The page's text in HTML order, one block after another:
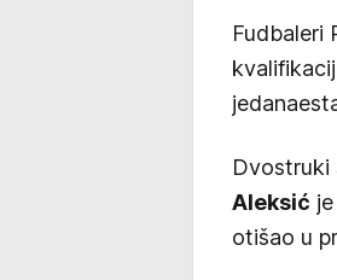
Fudbaleri
Dvostruki
Aleksić
otišao u